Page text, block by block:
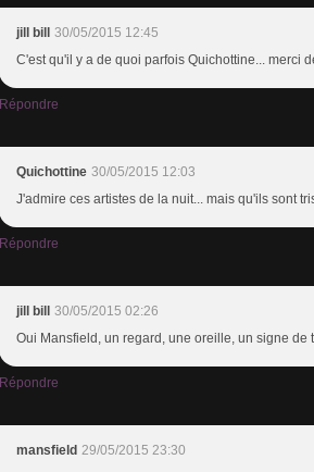
jill bill
30/05/2015 12:45
C'est qu'il y a de quoi parfois Quichottine... merci
Répondre
Quichottine 30/05/2015 12:03
J'admire ces artistes de la nuit... mais qu'ils sont
Répondre
jill bill
30/05/2015 02:26
Oui Mansfield, un regard, une oreille, un signe de
Répondre
mansfield 29/05/2015 23:30